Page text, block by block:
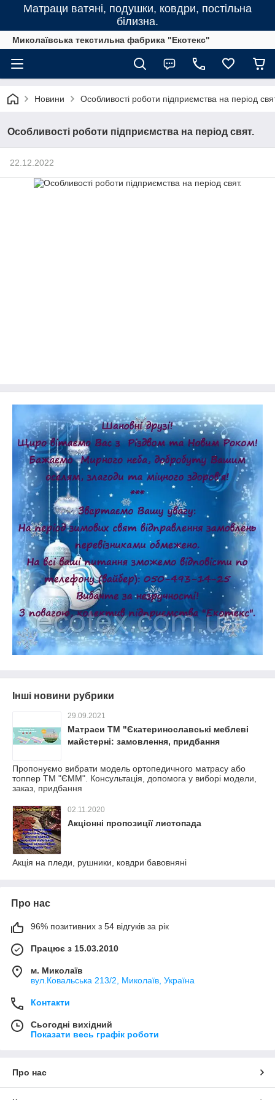
Матраци ватяні, подушки, ковдри, постільна
білизна.
Миколаївська текстильна фабрика "Екотекс"
Новини Особливості роботи підприємства на період
Особливості роботи підприємства на період свят.
22.12.2022
Інші новини рубрики
29.09.2021
Матраси ТМ "Єкатеринославські меблеві
майстерні: замовлення, придбання
Пропонуємо вибрати модель ортопедичного матрасу або
топпер ТМ "ЄММ". Консультація, допомога у виборі модели,
заказ, придбання
02.11.2020
Акціонні пропозиції листопада
Акція на пледи, рушники, ковдри бавовняні
Про нас
96% позитивних з 54 відгуків за рік
Працює з 15.03.2010
м. Миколаїв
вул.Ковальська 213/2, Миколаїв, Україна
Контакти
Сьогодні вихідний
Показати весь графік роботи
Про нас